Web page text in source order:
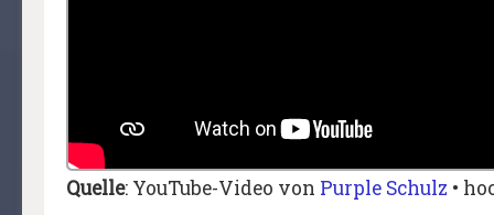
Quelle: YouTube-Video von Purple Schulz •